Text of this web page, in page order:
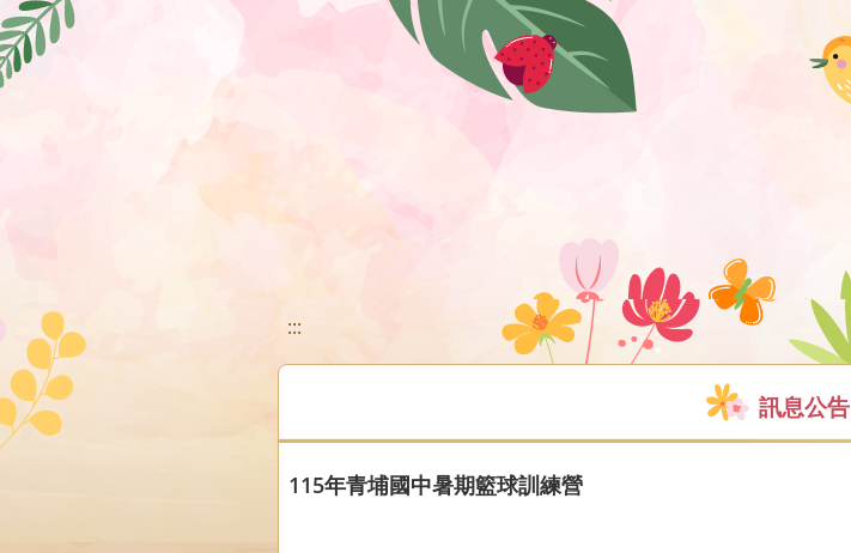
移至網頁之主要內容區位置
:::
訊息公告
115年青埔國中暑期籃球訓練營